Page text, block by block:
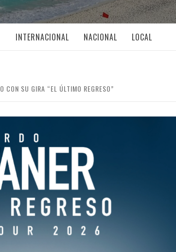
INTERNACIONAL NACIONAL LOCAL
CON SU GIRA “EL ÚLTIMO REGRESO”